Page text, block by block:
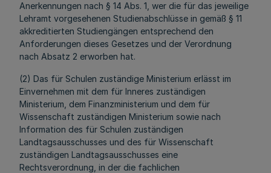
Anerkennungen nach § 14 Abs. 1, wer die für das jeweilige
Lehramt vorgesehenen Studienabschlüsse in gemäß § 11
akkreditierten Studiengängen entsprechend den
Anforderungen dieses Gesetzes und der Verordnung
nach Absatz 2 erworben hat.
(2) Das für Schulen zuständige Ministerium erlässt im
Einvernehmen mit dem für Inneres zuständigen
Ministerium, dem Finanzministerium und dem für
Wissenschaft zuständigen Ministerium sowie nach
Information des für Schulen zuständigen
Landtagsausschusses und des für Wissenschaft
zuständigen Landtagsausschusses eine
Rechtsverordnung, in der die fachlichen